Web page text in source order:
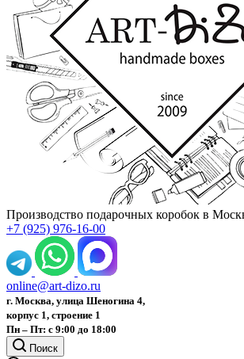
Производство подарочных коробок в
+7 (925) 976-16-00
online@art-dizo.ru
г. Москва, улица Шеногина 4,
корпус 1, строение 1
Пн – Пт: с 9:00 до 18:00
Поиск